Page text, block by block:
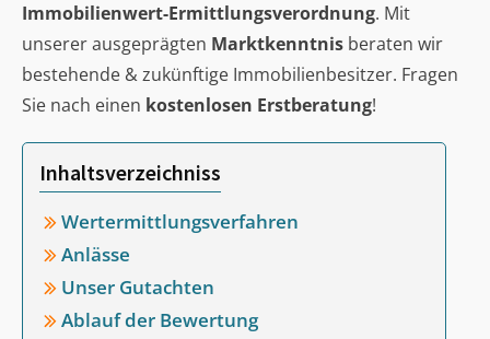
Immobilienwert-Ermittlungsverordnung. Mit
unserer ausgeprägten Marktkenntnis beraten wir
bestehende & zukünftige Immobilienbesitzer. Fragen
Sie nach einen kostenlosen Erstberatung!
Inhaltsverzeichniss
Wertermittlungsverfahren
Anlässe
Unser Gutachten
Ablauf der Bewertung